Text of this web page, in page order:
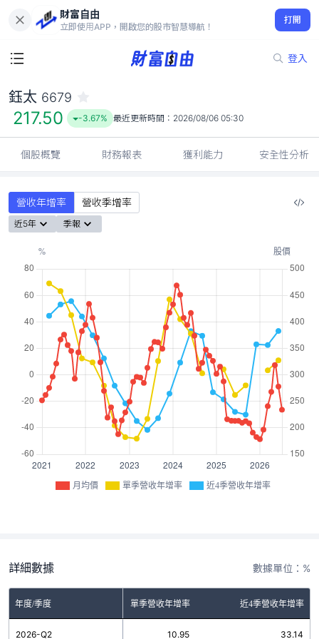
財富自由
立即使用APP，開啟您的股市智慧導航！
打開
登入
217.50
-3.67%
鈺太 6679
217.50 -3.67% 最近更新時間： 2026/08/06 05:30
個股概覽 財務報表 獲利能力 安全性分析
營收年增率 營收季增率
近5年 季報
月均價 單季營收年增率 近4季營收年增率
詳細數據 數據單位：%
年度/季度 單季營收年增率 近4季營收年增率
2026-Q2 10.95 33.14